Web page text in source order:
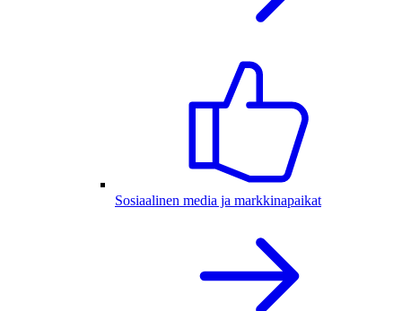
Sosiaalinen media ja markkinapaikat